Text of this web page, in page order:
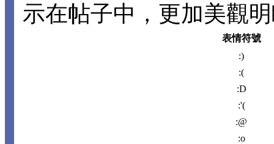
示在帖子中，更加美觀
表情符號
:)
:(
:D
:'(
:@
:o